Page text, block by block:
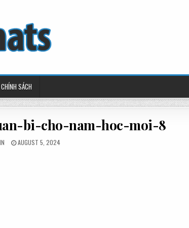
CHÍNH SÁCH
bi-cho-nam-hoc-moi-8
POSTED
AUGUST 5, 2024